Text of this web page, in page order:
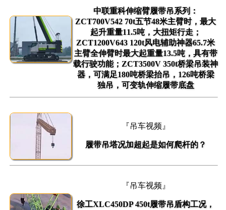
中联重科伸缩臂履带吊系列：
ZCT700V542 70t五节48米主臂时，最大
起升重量11.5吨，大扭矩行走；
ZCT1200V643 120t风电辅助神器65.7米
主臂全伸臂时最大起重量13.5吨，具有带
载行驶功能；ZCT3500V 350t桥梁吊装神
器，可满足180吨桥梁抬吊，126吨桥梁
独吊，可变轨伸缩履带底盘
『吊车视频』
履带吊塔况加超起是如何爬杆的？
『吊车视频』
徐工XLC450DP 450t履带吊盾构工况，